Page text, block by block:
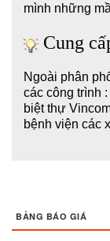
mình những
Cung
Ngoài phân
các công trình
biệt thự
bệnh viện các
BẢNG BÁO GIÁ